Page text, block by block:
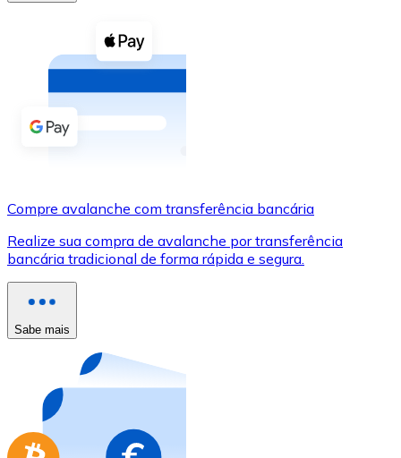
Compre criptomoedas com dinheiro e outros
Transferência SEPA
Adicione fundos à sua conta Bitnovo ou faça
Cartão de crédito / débito
Use cartões Visa e Mastercard para comprar
Comprar com cartão
Loja - Cartões-presente
Novo
Compre cartões-presente das suas marcas favoritas
Ir para a loja de cartões-presente
Compre avalanche com transferência bancária
Realize sua compra de avalanche por transferência
bancária tradicional de forma rápida e segura.
Sabe mais